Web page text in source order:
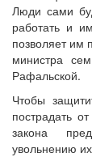
Люди сами
работать и
позволяет им
министра
Рафальской.
Чтобы
пострадать
закона
увольнению